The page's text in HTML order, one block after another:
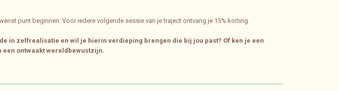
punt beginnen. Voor iedere volgende sessie van je traject ontvang je 15% korting.
in zelfrealisatie en wil je hierin verdieping brengen die bij jou past? Of ken je een
een ontwaakt wereldbewustzijn.